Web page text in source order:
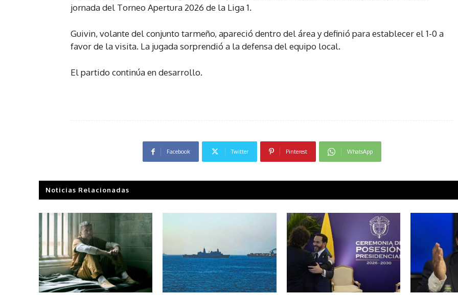
jornada del Torneo Apertura 2026 de la Liga 1.
Guivin, volante del conjunto tarmeño, apareció dentro del área y definió para establecer el 1-0 a
favor de la visita. La jugada sorprendió a la defensa del equipo local.
El partido continúa en desarrollo.
Facebook Twitter Pinterest WhatsApp
Noticias Relacionadas